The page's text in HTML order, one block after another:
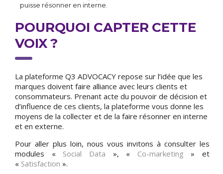
puisse résonner en interne.
POURQUOI CAPTER CETTE
VOIX ?
La plateforme Q3 ADVOCACY repose sur l’idée que les
marques doivent faire alliance avec leurs clients et
consommateurs. Prenant acte du pouvoir de décision et
d’influence de ces clients, la plateforme vous donne les
moyens de la collecter et de la faire résonner en interne
et en externe.
Pour aller plus loin, nous vous invitons à consulter les
modules « Social Data », « Co-marketing » et
« Satisfaction ».